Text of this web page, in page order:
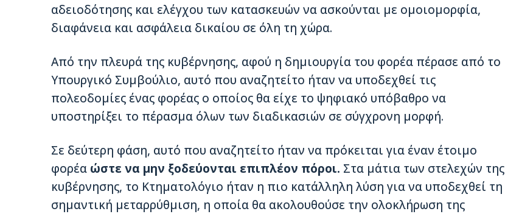
αδειοδότησης και ελέγχου των κατασκευών να ασκούνται με ομοιομορφία,
διαφάνεια και ασφάλεια δικαίου σε όλη τη χώρα.
Από την πλευρά της κυβέρνησης, αφού η δημιουργία του φορέα πέρασε από το
Υπουργικό Συμβούλιο, αυτό που αναζητείτο ήταν να υποδεχθεί τις
πολεοδομίες ένας φορέας ο οποίος θα είχε το ψηφιακό υπόβαθρο να
υποστηρίξει το πέρασμα όλων των διαδικασιών σε σύγχρονη μορφή.
Σε δεύτερη φάση, αυτό που αναζητείτο ήταν να πρόκειται για έναν έτοιμο
φορέα ώστε να μην ξοδεύονται επιπλέον πόροι. Στα μάτια των στελεχών της
κυβέρνησης, το Κτηματολόγιο ήταν η πιο κατάλληλη λύση για να υποδεχθεί τη
σημαντική μεταρρύθμιση, η οποία θα ακολουθούσε την ολοκλήρωση της